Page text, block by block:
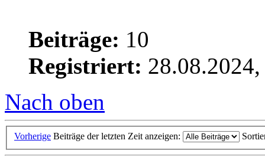
Beiträge: 10
Registriert:
Nach oben
Vorherige Beiträge der letzten Zeit anzeigen: